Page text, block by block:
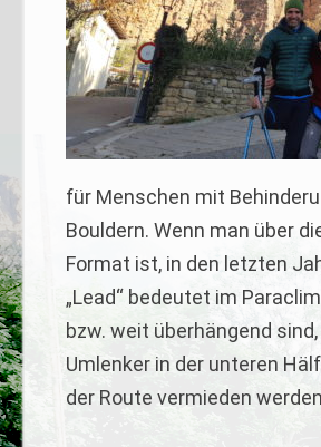
für Menschen mit
Bouldern. Wenn man über
Format ist, in den letzten
„Lead“ bedeutet im
bzw. weit überhängend
Umlenker in der unteren
der Route vermieden